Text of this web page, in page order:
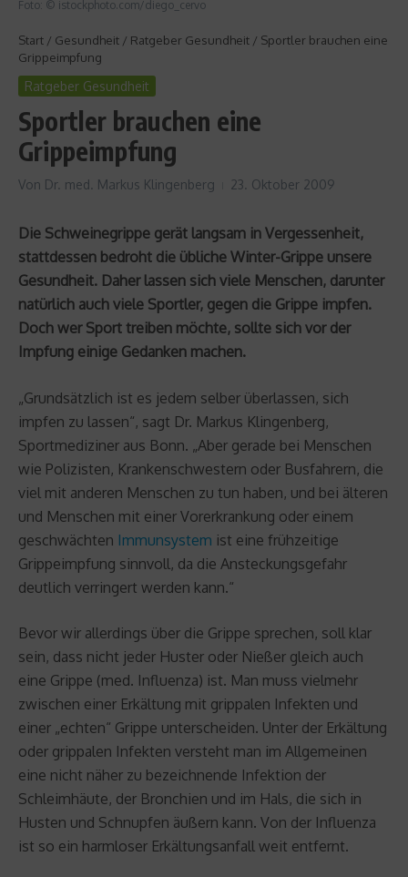
Foto: © istockphoto.com/diego_cervo
Start / Gesundheit / Ratgeber Gesundheit / Sportler brauchen eine
Grippeimpfung
Ratgeber Gesundheit
Sportler brauchen eine
Grippeimpfung
Von Dr. med. Markus Klingenberg 23. Oktober 2009
Die Schweinegrippe gerät langsam in Vergessenheit,
stattdessen bedroht die übliche Winter-Grippe unsere
Gesundheit. Daher lassen sich viele Menschen, darunter
natürlich auch viele Sportler, gegen die Grippe impfen.
Doch wer Sport treiben möchte, sollte sich vor der
Impfung einige Gedanken machen.
„Grundsätzlich ist es jedem selber überlassen, sich
impfen zu lassen“, sagt Dr. Markus Klingenberg,
Sportmediziner aus Bonn. „Aber gerade bei Menschen
wie Polizisten, Krankenschwestern oder Busfahrern, die
viel mit anderen Menschen zu tun haben, und bei älteren
und Menschen mit einer Vorerkrankung oder einem
geschwächten Immunsystem ist eine frühzeitige
Grippeimpfung sinnvoll, da die Ansteckungsgefahr
deutlich verringert werden kann.“
Bevor wir allerdings über die Grippe sprechen, soll klar
sein, dass nicht jeder Huster oder Nießer gleich auch
eine Grippe (med. Influenza) ist. Man muss vielmehr
zwischen einer Erkältung mit grippalen Infekten und
einer „echten“ Grippe unterscheiden. Unter der Erkältung
oder grippalen Infekten versteht man im Allgemeinen
eine nicht näher zu bezeichnende Infektion der
Schleimhäute, der Bronchien und im Hals, die sich in
Husten und Schnupfen äußern kann. Von der Influenza
ist so ein harmloser Erkältungsanfall weit entfernt.